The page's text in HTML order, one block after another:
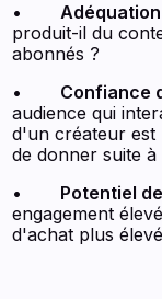
•
produit-il du
abonnés ?
• Confiance
audience qui
d'un créateur est
de donner suite
• Potentiel
engagement
d'achat plus